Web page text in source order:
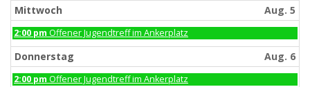
4th
2026
Mittwoch Aug. 5
Mittwoch,
August
5th
2026
2:00 pm Offener Jugendtreff im Ankerplatz
Donnerstag Aug. 6
Donnerstag,
2:00 pm Offener Jugendtreff im Ankerplatz